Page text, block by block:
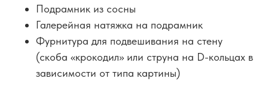
Подрамник из сосны
Галерейная натяжка на подрамник
Фурнитура для подвешивания на стену
(скоба «крокодил» или струна на D-кольцах в
зависимости от типа картины)